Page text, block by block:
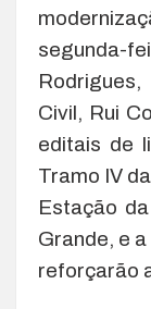
segunda-
Civil, Rui
editais de
Tramo IV
Estação
Grande, e
reforçarão